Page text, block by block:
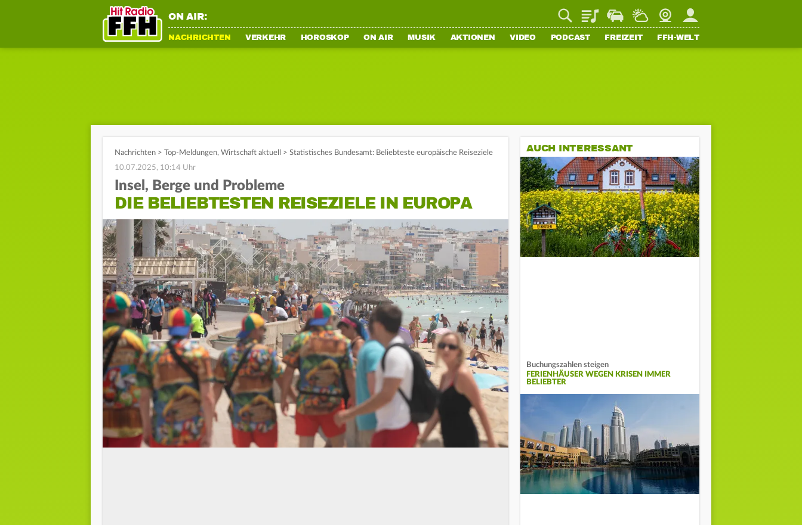
ON AIR: PlaylistStaupilotWetterWebcamMein FFH
NACHRICHTEN VERKEHR HOROSKOP ON AIR MUSIK AKTIONEN VIDEO PODCAST FREIZEIT FFH-WELT
Nachrichten > Top-Meldungen, Wirtschaft aktuell > Statistisches Bundesamt: Beliebteste europäische Reiseziele
10.07.2025, 10:14 Uhr
Insel, Berge und Probleme
DIE BELIEBTESTEN REISEZIELE IN EUROPA
AUCH INTERESSANT
Buchungszahlen steigen
FERIENHÄUSER WEGEN KRISEN IMMER
BELIEBTER